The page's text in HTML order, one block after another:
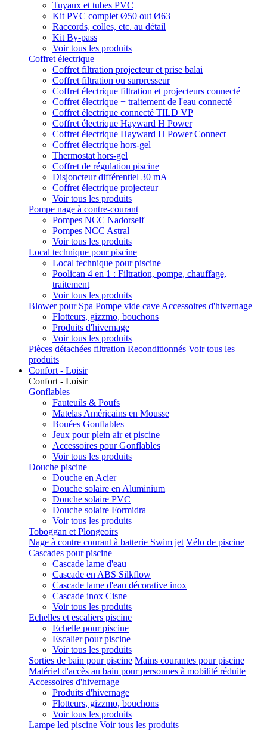
Tuyaux et tubes PVC
Kit PVC complet Ø50 out Ø63
Raccords, colles, etc. au détail
Kit By-pass
Voir tous les produits
Coffret électrique
Coffret filtration projecteur et prise balai
Coffret filtration ou surpresseur
Coffret électrique filtration et projecteurs connecté
Coffret électrique + traitement de l'eau connecté
Coffret électrique connecté TILD VP
Coffret électrique Hayward H Power
Coffret électrique Hayward H Power Connect
Coffret électrique hors-gel
Thermostat hors-gel
Coffret de régulation piscine
Disjoncteur différentiel 30 mA
Coffret électrique projecteur
Voir tous les produits
Pompe nage à contre-courant
Pompes NCC Nadorself
Pompes NCC Astral
Voir tous les produits
Local technique pour piscine
Local technique pour piscine
Poolican 4 en 1 : Filtration, pompe, chauffage,
traitement
Voir tous les produits
Blower pour Spa Pompe vide cave Accessoires d'hivernage
Flotteurs, gizzmo, bouchons
Produits d'hivernage
Voir tous les produits
Pièces détachées filtration Reconditionnés Voir tous les
produits
Confort - Loisir
Confort - Loisir
Gonflables
Fauteuils & Poufs
Matelas Américains en Mousse
Bouées Gonflables
Jeux pour plein air et piscine
Accessoires pour Gonflables
Voir tous les produits
Douche piscine
Douche en Acier
Douche solaire en Aluminium
Douche solaire PVC
Douche solaire Formidra
Voir tous les produits
Toboggan et Plongeoirs
Nage à contre courant à batterie Swim jet Vélo de piscine
Cascades pour piscine
Cascade lame d'eau
Cascade en ABS Silkflow
Cascade lame d'eau décorative inox
Cascade inox Cisne
Voir tous les produits
Echelles et escaliers piscine
Echelle pour piscine
Escalier pour piscine
Voir tous les produits
Sorties de bain pour piscine Mains courantes pour piscine
Matériel d'accès au bain pour personnes à mobilité réduite
Accessoires d'hivernage
Produits d'hivernage
Flotteurs, gizzmo, bouchons
Voir tous les produits
Lampe led piscine Voir tous les produits